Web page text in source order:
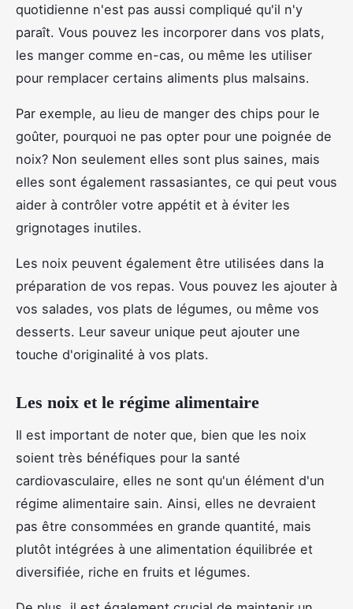
quotidienne n'est pas aussi compliqué qu'il n'y
paraît. Vous pouvez les incorporer dans vos plats,
les manger comme en-cas, ou même les utiliser
pour remplacer certains aliments plus malsains.
Par exemple, au lieu de manger des chips pour le
goûter, pourquoi ne pas opter pour une poignée de
noix? Non seulement elles sont plus saines, mais
elles sont également rassasiantes, ce qui peut vous
aider à contrôler votre appétit et à éviter les
grignotages inutiles.
Les noix peuvent également être utilisées dans la
préparation de vos repas. Vous pouvez les ajouter à
vos salades, vos plats de légumes, ou même vos
desserts. Leur saveur unique peut ajouter une
touche d'originalité à vos plats.
Les noix et le régime alimentaire
Il est important de noter que, bien que les noix
soient très bénéfiques pour la santé
cardiovasculaire, elles ne sont qu'un élément d'un
régime alimentaire sain. Ainsi, elles ne devraient
pas être consommées en grande quantité, mais
plutôt intégrées à une alimentation équilibrée et
diversifiée, riche en fruits et légumes.